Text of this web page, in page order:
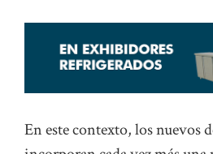
En este contexto, los nuevos